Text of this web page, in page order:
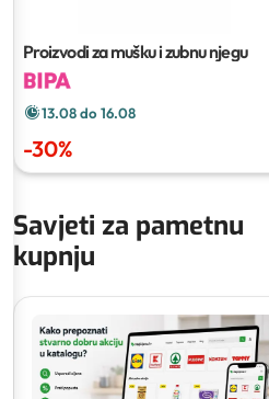
Proizvodi za mušku i zubnu njegu
13.08 do 16.08
-30%
Savjeti za pametnu
kupnju